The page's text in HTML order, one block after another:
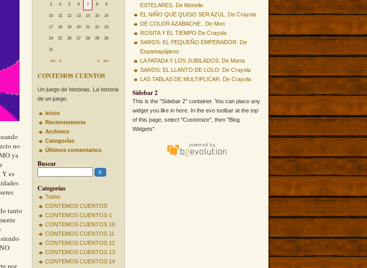
3 4 5 6 7 8 9
10 11 12 13 14 15 16
17 18 19 20 21 22 23
24 25 26 27 28 29 30
31
<< < > >>
CONTEMOS CUENTOS
Un juego de historias. La historia
de un juego.
Inicio
Recientemente
Archivos
Categorías
Últimos comentarios
Buscar
Categorías
Todos
CONTEMOS CUENTOS
CONTEMOS CUENTOS 1
CONTEMOS CUENTOS 10
CONTEMOS CUENTOS 11
CONTEMOS CUENTOS 12
CONTEMOS CUENTOS 13
CONTEMOS CUENTOS 14
no
ya
Y es
tanto
por
ESTELARES. De Monelle
EL NIÑO QUE QUISO SER AZUL. De Crayola
DE COLOR AZABACHE . De Mon
ROSITA Y EL TIEMPO De Crayola
SAROS: EL PEQUEÑO EMPERADOR. De
Espantapájaros
LA PATADA Y LOS JUBILADOS. De Marta
SAROS: EL LLANTO DE LOLO. De Crayola
LAS TABLAS DE MULTIPLICAR. De Crayola
Sidebar 2
This is the "Sidebar 2" container. You can place any
widget you like in here. In the evo toolbar at the top
of this page, select "Customize", then "Blog
Widgets".